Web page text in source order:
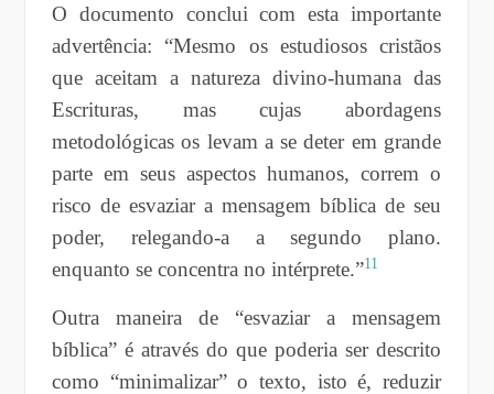
O documento conclui com esta importante
advertência: “Mesmo os estudiosos cristãos
que aceitam a natureza divino-humana das
Escrituras, mas cujas abordagens
metodológicas os levam a se deter em grande
parte em seus aspectos humanos, correm o
risco de esvaziar a mensagem bíblica de seu
poder, relegando-a a segundo plano.
enquanto se concentra no intérprete.”11
Outra maneira de “esvaziar a mensagem
bíblica” é através do que poderia ser descrito
como “minimalizar” o texto, isto é, reduzir